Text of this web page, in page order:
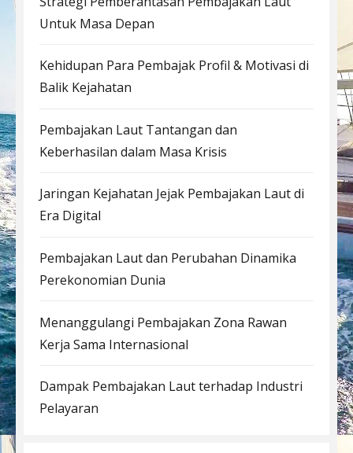
Untuk Masa Depan
Kehidupan Para Pembajak Profil & Motivasi di
Balik Kejahatan
Pembajakan Laut Tantangan dan
Keberhasilan dalam Masa Krisis
Jaringan Kejahatan Jejak Pembajakan Laut di
Era Digital
Pembajakan Laut dan Perubahan Dinamika
Perekonomian Dunia
Menanggulangi Pembajakan Zona Rawan
Kerja Sama Internasional
Dampak Pembajakan Laut terhadap Industri
Pelayaran